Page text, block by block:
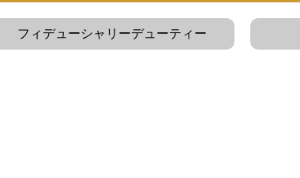
フィデューシャリーデューティー